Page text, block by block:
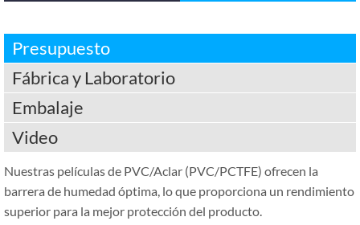
Presupuesto
Fábrica y Laboratorio
Embalaje
Video
Nuestras películas de PVC/Aclar (PVC/PCTFE) ofrecen la
barrera de humedad óptima, lo que proporciona un rendimiento
superior para la mejor protección del producto.